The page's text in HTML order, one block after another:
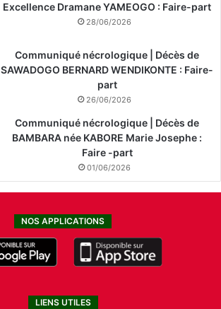
Excellence Dramane YAMEOGO : Faire-part
28/06/2026
Communiqué nécrologique | Décès de
SAWADOGO BERNARD WENDIKONTE : Faire-
part
26/06/2026
Communiqué nécrologique | Décès de
BAMBARA née KABORE Marie Josephe :
Faire -part
01/06/2026
NOS APPLICATIONS
LIENS UTILES